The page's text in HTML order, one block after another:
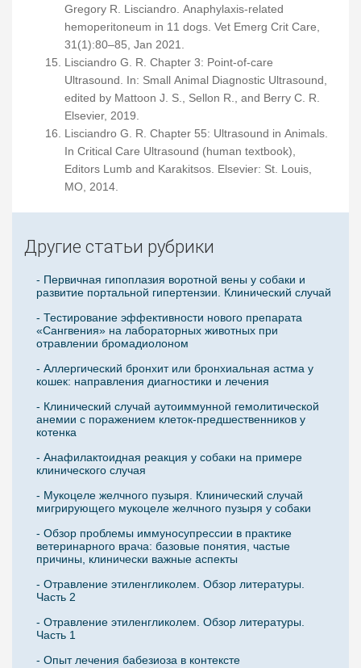
Gregory R. Lisciandro. Anaphylaxis-related
hemoperitoneum in 11 dogs. Vet Emerg Crit Care,
31(1):80–85, Jan 2021.
Lisciandro G. R. Chapter 3: Point-of-care
Ultrasound. In: Small Animal Diagnostic Ultrasound,
edited by Mattoon J. S., Sellon R., and Berry C. R.
Elsevier, 2019.
Lisciandro G. R. Chapter 55: Ultrasound in Animals.
In Critical Care Ultrasound (human textbook),
Editors Lumb and Karakitsos. Elsevier: St. Louis,
MO, 2014.
Другие статьи рубрики
- Первичная гипоплазия воротной вены у собаки и
развитие портальной гипертензии. Клинический случай
- Тестирование эффективности нового препарата
«Сангвения» на лабораторных животных при
отравлении бромадиолоном
- Аллергический бронхит или бронхиальная астма у
кошек: направления диагностики и лечения
- Клинический случай аутоиммунной гемолитической
анемии с поражением клеток-предшественников у
котенка
- Анафилактоидная реакция у собаки на примере
клинического случая
- Мукоцеле желчного пузыря. Клинический случай
мигрирующего мукоцеле желчного пузыря у собаки
- Обзор проблемы иммуносупрессии в практике
ветеринарного врача: базовые понятия, частые
причины, клинически важные аспекты
- Отравление этиленгликолем. Обзор литературы.
Часть 2
- Отравление этиленгликолем. Обзор литературы.
Часть 1
- Опыт лечения бабезиоза в контексте